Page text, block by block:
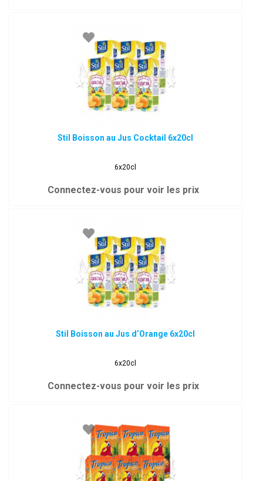
Stil Boisson au Jus Cocktail 6x20cl
6x20cl
Connectez-vous pour voir les prix
Stil Boisson au Jus d’Orange 6x20cl
6x20cl
Connectez-vous pour voir les prix